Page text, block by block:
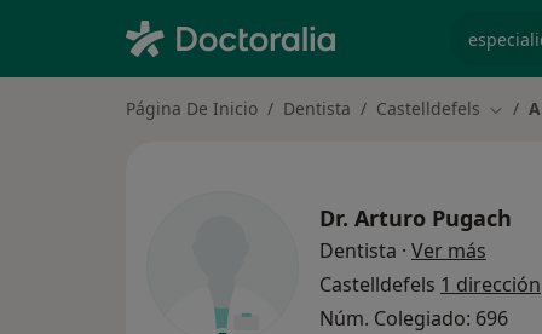
Página De Inicio Dentista Castelldefels
Dr. Arturo Pugach
Dentista · Ver más
Castelldefels 1 dirección
Núm. Colegiado: 696